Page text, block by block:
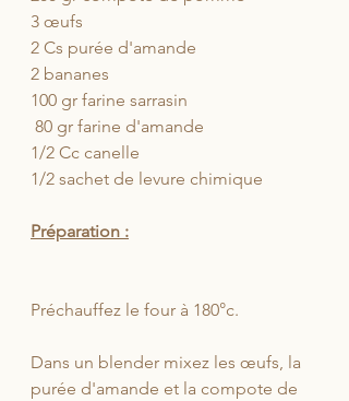
3 œufs
2 Cs purée d'amande
2 bananes
100 gr farine sarrasin
80 gr farine d'amande
1/2 Cc canelle
1/2 sachet de levure chimique
Préparation :
Préchauffez le four à 180°c.
Dans un blender mixez les œufs, la
purée d'amande et la compote de